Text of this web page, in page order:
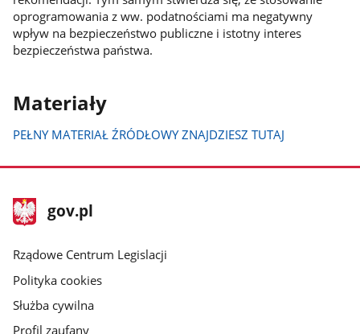
oprogramowania z ww. podatnościami ma negatywny
wpływ na bezpieczeństwo publiczne i istotny interes
bezpieczeństwa państwa.
Materiały
PEŁNY MATERIAŁ ŹRÓDŁOWY ZNAJDZIESZ TUTAJ
stopka
gov.plStrona
gov.pl
Rządowe Centrum Legislacji
Polityka cookies
Służba cywilna
Profil zaufany